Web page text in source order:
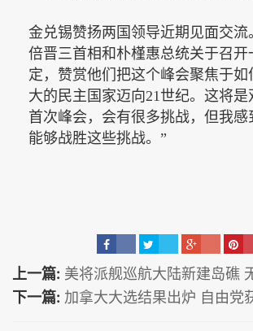
金兑锡赞扬两国领导近期见面交流
倍晋三首相和朴槿惠总统关于召开
定，赞赏他们把这个峰会聚焦于如
大的民主国家迈向21世纪。这将是
首次峰会，会有很多挑战，但我感
能够战胜这些挑战。”
上一篇: 美将派舰巡航大陆新建岛礁
下一篇: 加拿大大选结果出炉 自由党